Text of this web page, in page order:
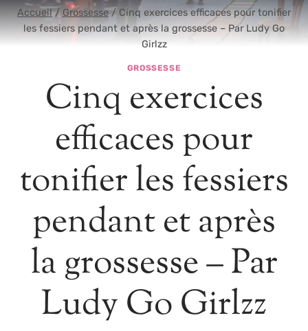
Accueil / Grossesse / Cinq exercices efficaces pour tonifier
les fessiers pendant et après la grossesse – Par Ludy Go
Girlzz
GROSSESSE
Cinq exercices
efficaces pour
tonifier les fessiers
pendant et après
la grossesse – Par
Ludy Go Girlzz